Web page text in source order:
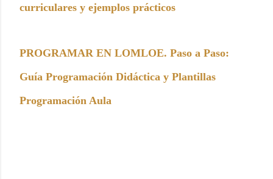
curriculares y ejemplos prácticos
PROGRAMAR EN LOMLOE. Paso a Paso:
Guía Programación Didáctica y Plantillas
Programación Aula